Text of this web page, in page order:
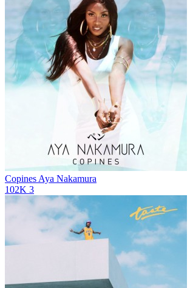
Copines Aya Nakamura
102K 3